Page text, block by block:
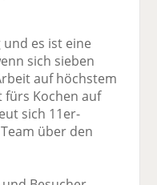
es ist eine
sich sieben
auf höchstem
fürs Kochen auf
sich 11er-
über den